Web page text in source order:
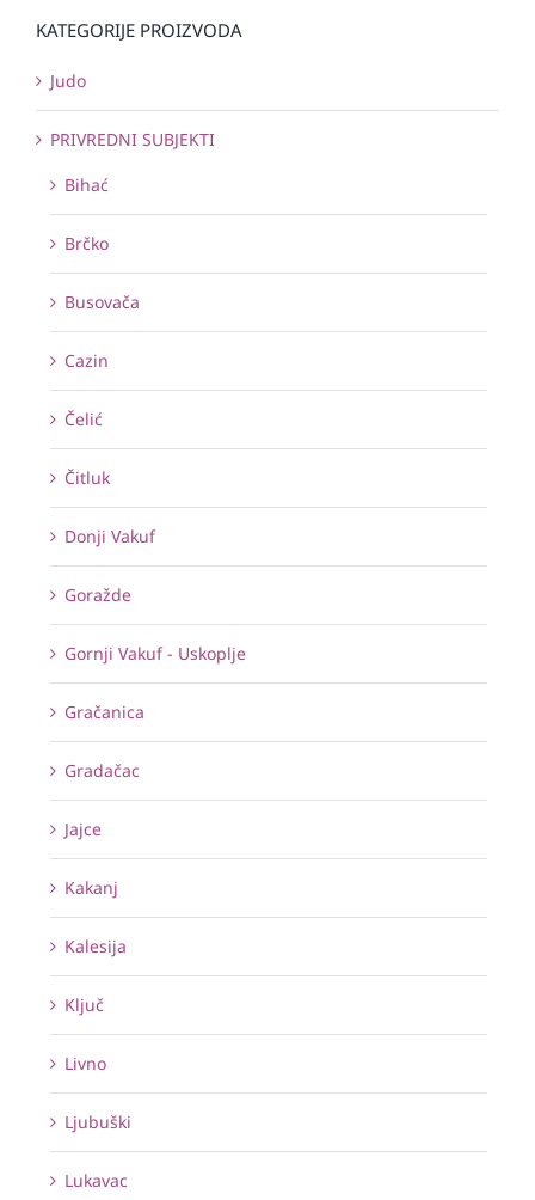
KATEGORIJE PROIZVODA
Judo
PRIVREDNI SUBJEKTI
Bihać
Brčko
Busovača
Cazin
Čelić
Čitluk
Donji Vakuf
Goražde
Gornji Vakuf - Uskoplje
Gračanica
Gradačac
Jajce
Kakanj
Kalesija
Ključ
Livno
Ljubuški
Lukavac